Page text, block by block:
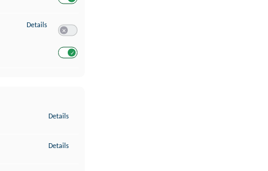
Details zu Entwicklung und Verbesserung der Angebote
Details
Details